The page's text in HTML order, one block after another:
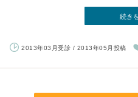
続き
2013年03月受診 / 2013年05月投稿